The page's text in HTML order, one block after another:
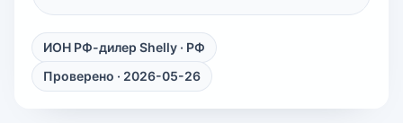
ИОН РФ-дилер Shelly · РФ
Проверено · 2026-05-26